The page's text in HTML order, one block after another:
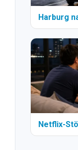
Harburg
Netflix-